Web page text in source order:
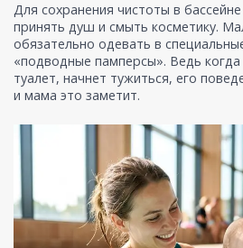
Для сохранения чистоты в
принять душ и смыть косметику.
обязательно одевать в
«подводные памперсы». Ведь
туалет, начнет тужиться, его
и мама это заметит.